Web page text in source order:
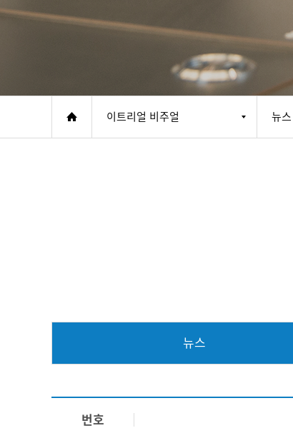
이트리얼 비주얼 뉴스
뉴스
번호